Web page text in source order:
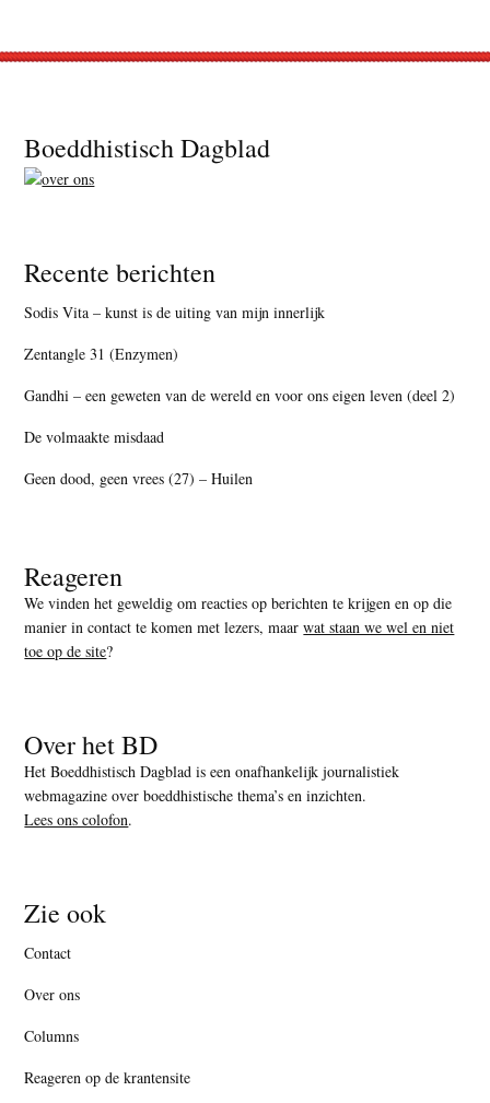
Footer
Boeddhistisch Dagblad
Recente berichten
Sodis Vita – kunst is de uiting van mijn innerlijk
Zentangle 31 (Enzymen)
Gandhi – een geweten van de wereld en voor ons eigen leven (deel 2)
De volmaakte misdaad
Geen dood, geen vrees (27) – Huilen
Reageren
We vinden het geweldig om reacties op berichten te krijgen en op die
manier in contact te komen met lezers, maarwat staan we wel en niet
toe op de site?
Over het BD
Het Boeddhistisch Dagblad is een onafhankelijk journalistiek
webmagazine over boeddhistische thema’s en inzichten.
Lees ons colofon.
Zie ook
Contact
Over ons
Columns
Reageren op de krantensite